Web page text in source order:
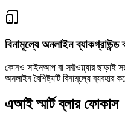
বিনামূল্যে অনলাইন ব্যাকগ্রাউন্ড
কোনও সাইনআপ বা সফ্টওয়্যার ছাড়াই
অনলাইন বৈশিষ্ট্যটি বিনামূল্যে ব্যবহার
এআই স্মার্ট ব্লার ফোকাস